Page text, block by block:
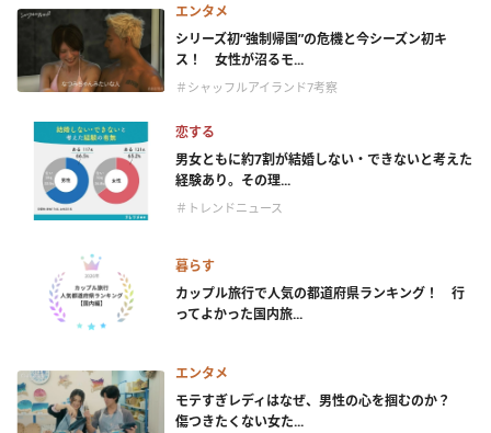
エンタメ
シリーズ初“強制帰国”の危機と今シーズン初キ
ス！ 女性が沼るモ...
＃シャッフルアイランド7考察
恋する
男女ともに約7割が結婚しない・できないと考えた
経験あり。その理...
＃トレンドニュース
暮らす
カップル旅行で人気の都道府県ランキング！ 行
ってよかった国内旅...
エンタメ
モテすぎレディはなぜ、男性の心を掴むのか？
傷つきたくない女た...